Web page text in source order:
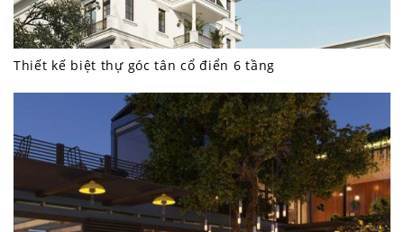
Thiết kế biệt thự góc tân cổ điển 6 tầng